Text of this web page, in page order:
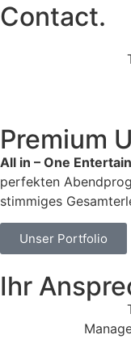
Contact.
Premium
All in – One
perfekten
stimmiges
Unser Portfolio
Ihr